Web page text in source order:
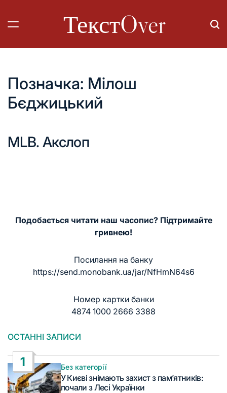
вмісту
ТекстOver
Позначка: Мілош
Бєджицький
MLB. Акслоп
Подобається читати наш часопис? Підтримайте
гривнею!
Посилання на банку
https://send.monobank.ua/jar/NfHmN64s6
Номер картки банки
4874 1000 2666 3388
ОСТАННІ ЗАПИСИ
1
Опублікувати
у
Без категорії
У Києві знімають захист з пам’ятників:
почали з Лесі Українки